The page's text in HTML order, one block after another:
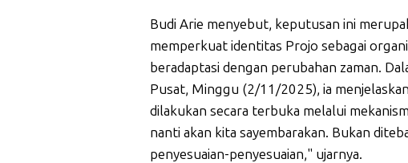
Budi Arie menyebut, keputusan ini
memperkuat identitas Projo sebagai
beradaptasi dengan perubahan zaman.
Pusat, Minggu (2/11/2025), ia
dilakukan secara terbuka melalui
nanti akan kita sayembarakan. Bukan
penyesuaian-penyesuaian," ujarnya.